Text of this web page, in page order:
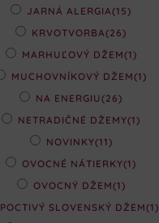
JARNÁ ALERGIA(15)
KRVOTVORBA(26)
MARHUĽOVÝ DŽEM(1)
MUCHOVNÍKOVÝ DŽEM(1)
NA ENERGIU(26)
NETRADIČNÉ DŽEMY(1)
NOVINKY(11)
OVOCNÉ NÁTIERKY(1)
OVOCNÝ DŽEM(1)
POCTIVÝ SLOVENSKÝ DŽEM(1)